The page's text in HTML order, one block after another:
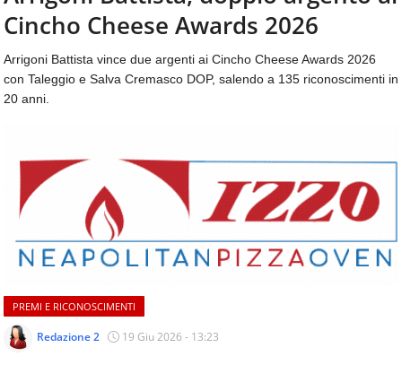
aggiornamenti
quotidiani
temi
come
ospitalità,
&
beverage,
catering
e
quotidiani
mondo
dell'alimentazione,
dei
consumi
CONTATTI
Cincho Cheese Awards 2026
Arrigoni Battista vince due argenti ai Cincho Cheese Awards 2026
con Taleggio e Salva Cremasco DOP, salendo a 135 riconoscimenti in
20 anni.
PREMI E RICONOSCIMENTI
Redazione 2 19 Giu 2026 - 13:23